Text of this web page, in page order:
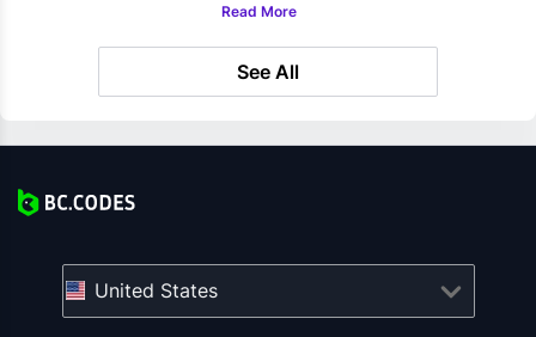
Read More
See All
United States